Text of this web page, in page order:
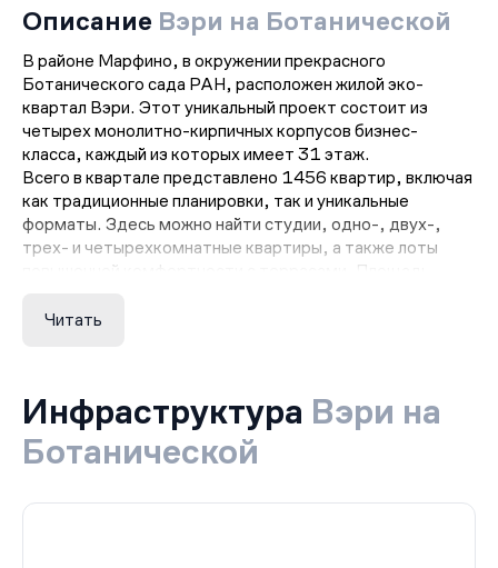
Описание Вэри на Ботанической
В районе Марфино, в окружении прекрасного
Ботанического сада РАН, расположен жилой эко-
квартал Вэри. Этот уникальный проект состоит из
четырех монолитно-кирпичных корпусов бизнес-
класса, каждый из которых имеет 31 этаж.
Всего в квартале представлено 1456 квартир, включая
как традиционные планировки, так и уникальные
форматы. Здесь можно найти студии, одно-, двух-,
трех- и четырехкомнатные квартиры, а также лоты
повышенной комфортности с террасами. Площадь
а высота потолков составляет от 2.8 до 3.2 метров.
для удобства жильцов, в каждом корпусе
предусмотрены зоны ожидания для посетителей, места
для хранения велосипедов и колясок, а также стойки
время.
Читать
Инфраструктура Вэри на
Ботанической